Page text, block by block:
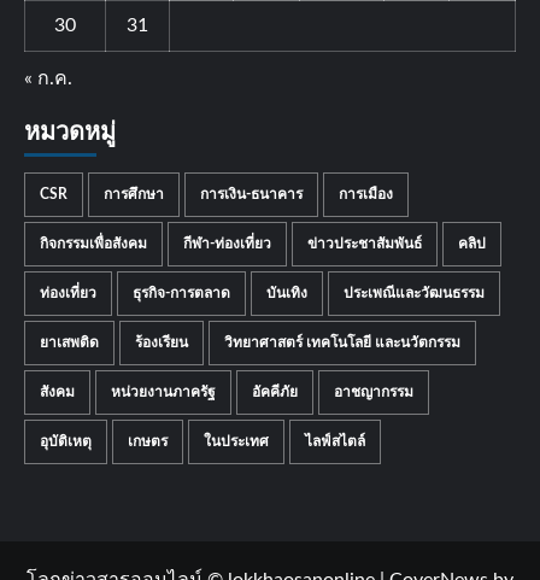
30 31
« ก.ค.
หมวดหมู่
CSR การศึกษา การเงิน-ธนาคาร การเมือง
กิจกรรมเพื่อสังคม กีฬา-ท่องเที่ยว ข่าวประชาสัมพันธ์ คลิป
ท่องเที่ยว ธุรกิจ-การตลาด บันเทิง ประเพณีและวัฒนธรรม
ยาเสพติด ร้องเรียน วิทยาศาสตร์ เทคโนโลยี และนวัตกรรม
สังคม หน่วยงานภาครัฐ อัคคีภัย อาชญากรรม
อุบัติเหตุ เกษตร ในประเทศ ไลฟ์สไตล์